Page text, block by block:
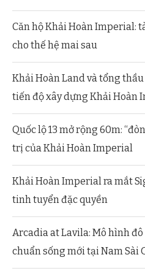
Căn hộ Khải Hoàn Imperial:
cho thế hệ mai sau
Khải Hoàn Land và tổng
tiến độ xây dựng Khải Hoàn
Quốc lộ 13 mở rộng 60m:
trị của Khải Hoàn Imperial
Khải Hoàn Imperial ra mắt
tinh tuyển đặc quyền
Arcadia at Lavila: Mô hình
chuẩn sống mới tại Nam Sài